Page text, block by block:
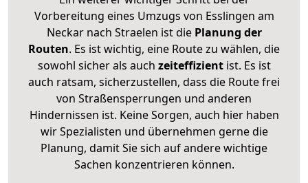
Vorbereitung eines Umzugs von Esslingen am
Neckar nach Straelen ist diePlanung der
Routen. Es ist wichtig, eine Route zu wählen, die
sowohl sicher als auch zeiteffizientist. Es ist
auch ratsam, sicherzustellen, dass die Route frei
von Straßensperrungen und anderen
Hindernissen ist. Keine Sorgen, auch hier haben
wir Spezialisten und übernehmen gerne die
Planung, damit Sie sich auf andere wichtige
Sachen konzentrieren können.